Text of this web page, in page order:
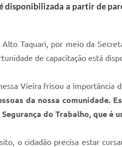
disponibilizada a partir de
Taquari, por meio da
de capacitação está
Vieira frisou a importância
da nossa comunidade.
do Trabalho, que é
o cidadão precisa estar